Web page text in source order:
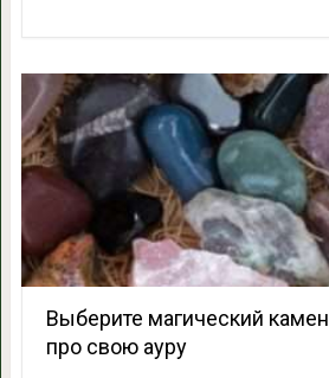
Выберите магический
про свою ауру